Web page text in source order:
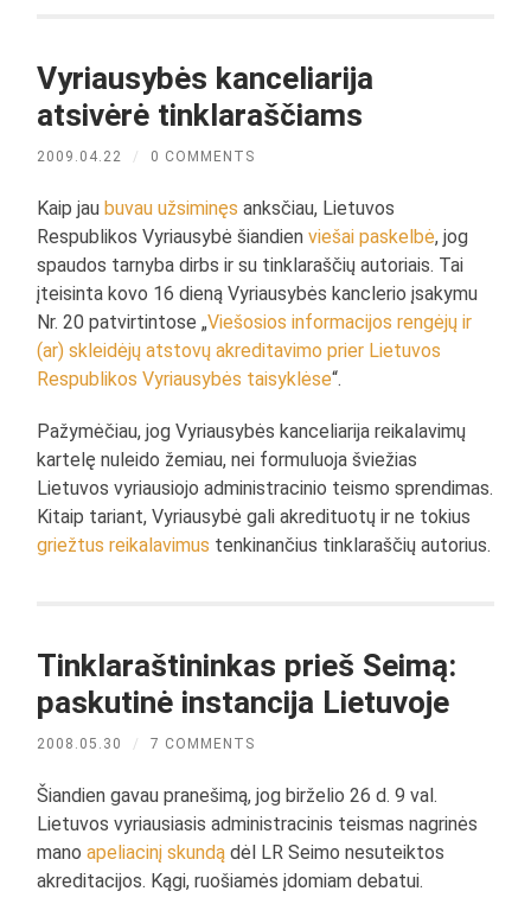
Vyriausybės kanceliarija
atsivėrė tinklaraščiams
2009.04.22 / 0 COMMENTS
Kaip jaubuvau užsiminęs anksčiau, Lietuvos
Respublikos Vyriausybė šiandienviešai paskelbė, jog
spaudos tarnyba dirbs ir su tinklaraščių autoriais. Tai
įteisinta kovo 16 dieną Vyriausybės kanclerio įsakymu
Nr. 20 patvirtintose „Viešosios informacijos rengėjų ir
(ar) skleidėjų atstovų akreditavimo prier Lietuvos
Respublikos Vyriausybės taisyklėse“.
Pažymėčiau, jog Vyriausybės kanceliarija reikalavimų
kartelę nuleido žemiau, nei formuluoja šviežias
Lietuvos vyriausiojo administracinio teismo sprendimas.
Kitaip tariant, Vyriausybė gali akredituotų ir ne tokius
griežtus reikalavimus tenkinančius tinklaraščių autorius.
Tinklaraštininkas prieš Seimą:
paskutinė instancija Lietuvoje
2008.05.30 / 7 COMMENTS
Šiandien gavau pranešimą, jog birželio 26 d. 9 val.
Lietuvos vyriausiasis administracinis teismas nagrinės
manoapeliacinį skundą dėl LR Seimo nesuteiktos
akreditacijos. Kągi, ruošiamės įdomiam debatui.